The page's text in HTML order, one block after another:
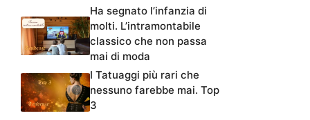
Ha segnato l’infanzia di
molti. L’intramontabile
classico che non passa
mai di moda
I Tatuaggi più rari che
nessuno farebbe mai. Top
3